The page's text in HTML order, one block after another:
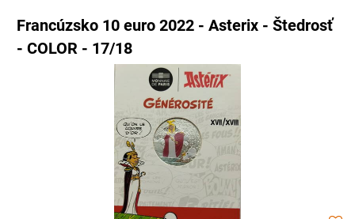
Francúzsko 10 euro 2022 - Asterix - Štedrosť
- COLOR - 17/18